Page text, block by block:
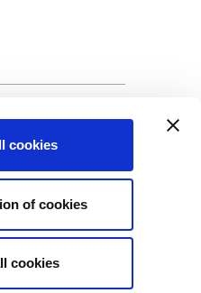
cookies
of cookies
cookies
2023